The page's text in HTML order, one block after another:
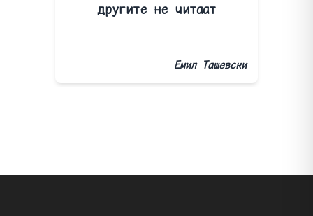
другите не читаат
Емил Ташевски